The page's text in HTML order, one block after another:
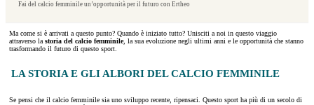
Fai del calcio femminile un’opportunità per il futuro con Ertheo
Ma come si è arrivati a questo punto? Quando è iniziato tutto? Unisciti a noi in questo viaggio
attraverso la storia del calcio femminile, la sua evoluzione negli ultimi anni e le opportunità che stanno
trasformando il futuro di questo sport.
LA STORIA E GLI ALBORI DEL CALCIO FEMMINILE
Se pensi che il calcio femminile sia uno sviluppo recente, ripensaci. Questo sport ha più di un secolo di